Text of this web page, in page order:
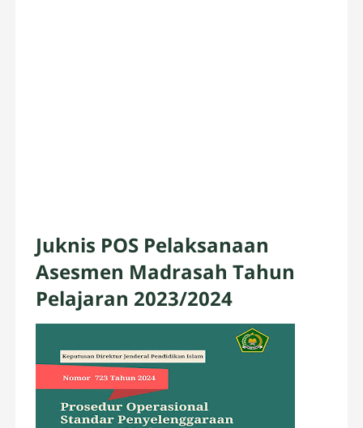
Juknis POS Pelaksanaan
Asesmen Madrasah Tahun
Pelajaran 2023/2024